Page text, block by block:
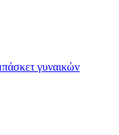
γυναικών